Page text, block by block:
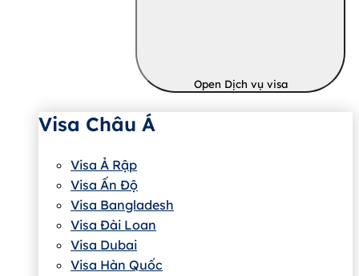
Open Dịch vụ visa
Visa Châu Á
Visa Ả Rập
Visa Ấn Độ
Visa Bangladesh
Visa Đài Loan
Visa Dubai
Visa Hàn Quốc